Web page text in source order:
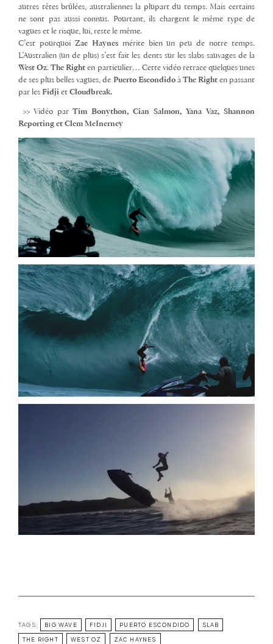
autres têtes brûlées, australiennes la plupart du temps. Mais certains
ne sont pas aussi connus. Pourtant, ils chargent le même type de
vagues et le risque, lui, reste le même.
C’est pourquoiZac Haynesmérite bien un peu de notre temps.
L’Australien (un de plus) s’est fait les dents sur les slabs sauvages de la
West Oz.The Right en particulier… Cette vidéo retrace quelques unes
de ses plus belles vagues, de Puerto EscondidoàThe Righten passant
par les Fidji et Cloudbreak.
>> Vidéo par Tim Bonython, Cian Salmon, Yana Vaz, Shannon
Reporting et Clem McInerney
TAGS: BIG WAVE FIDJI PUERTO ESCONDIDO SLAB
THE RIGHT WEST OZ ZAC HAYNES